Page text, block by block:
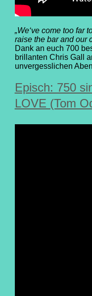
„We‘ve come too far
raise the bar and our
Dank an euch 700
brillanten Chris Gall
unvergesslichen
Episch: 750
LOVE (Tom